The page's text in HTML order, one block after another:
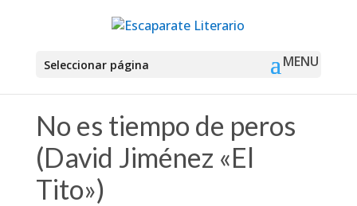
Seleccionar página
No es tiempo de peros
(David Jiménez «El
Tito»)